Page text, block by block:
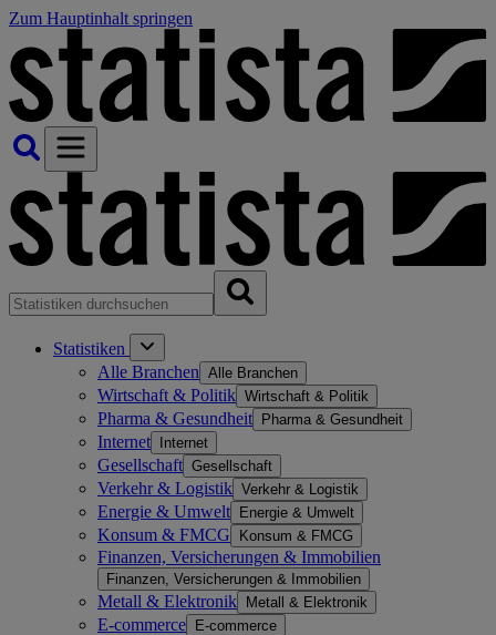
Zum Hauptinhalt springen
Statistiken
Alle Branchen Alle Branchen
Wirtschaft & Politik Wirtschaft & Politik
Pharma & Gesundheit Pharma & Gesundheit
Internet Internet
Gesellschaft Gesellschaft
Verkehr & Logistik Verkehr & Logistik
Energie & Umwelt Energie & Umwelt
Konsum & FMCG Konsum & FMCG
Finanzen, Versicherungen & Immobilien
Finanzen, Versicherungen & Immobilien
Metall & Elektronik Metall & Elektronik
E-commerce E-commerce